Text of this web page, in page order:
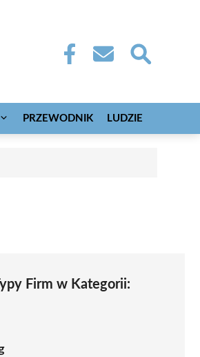
PRZEWODNIK LUDZIE
Firm w Kategorii: